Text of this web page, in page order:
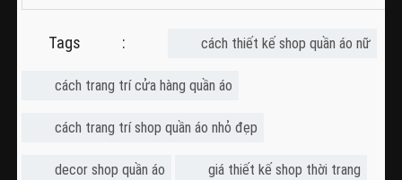
Tags : cách thiết kế shop quần áo nữ
cách trang trí cửa hàng quần áo
cách trang trí shop quần áo nhỏ đẹp
decor shop quần áo giá thiết kế shop thời trang